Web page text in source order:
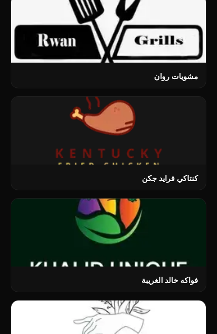
مشویات روان
کنتاکي فراید جکن
فواكه خالد الغريبة